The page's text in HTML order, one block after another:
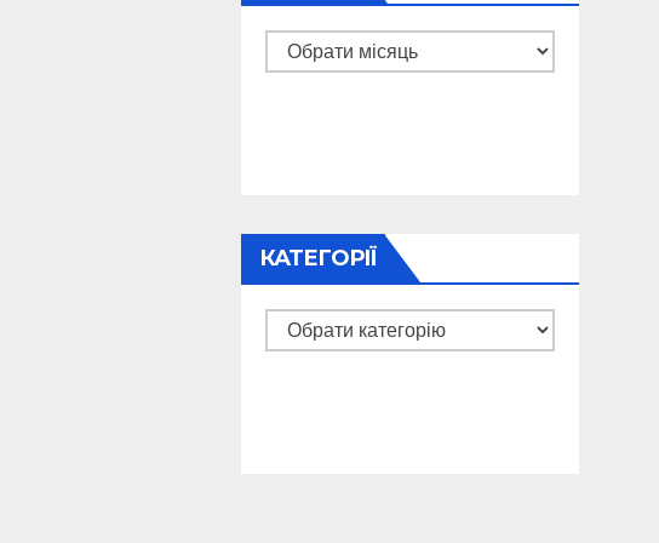
Архіви
КАТЕГОРІЇ
Категорії